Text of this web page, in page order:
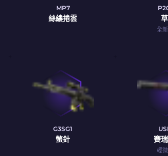
MP7
絲縷捲雲
全
G3SG1
螫針 賽
輕